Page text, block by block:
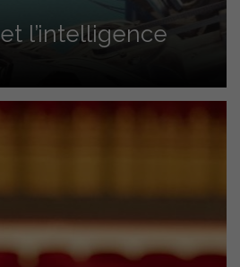
l’intelligence